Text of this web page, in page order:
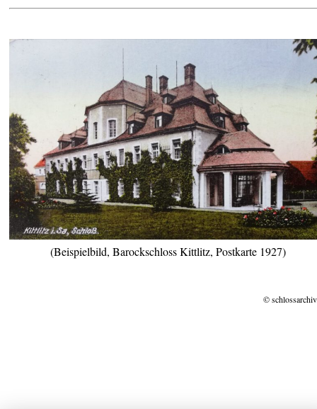
(Beispielbild, Barockschloss Kittlitz, Postkarte 1927)
©